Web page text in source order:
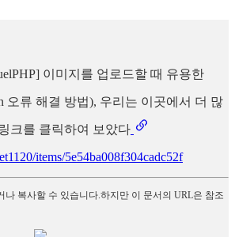
이미지를 업로드할 때 유용한
오류 해결 방법), 우리는 이곳에서 더 많
크를 클릭하여 보았다
items/5e54ba008f304cadc52f
나 복사할 수 있습니다.하지만 이 문서의 URL은 참조